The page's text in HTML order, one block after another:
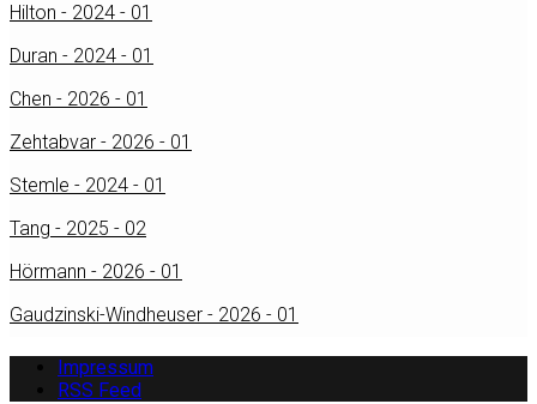
Hilton - 2024 - 01
Duran - 2024 - 01
Chen - 2026 - 01
Zehtabvar - 2026 - 01
Stemle - 2024 - 01
Tang - 2025 - 02
Hörmann - 2026 - 01
Gaudzinski-Windheuser - 2026 - 01
Impressum
RSS Feed